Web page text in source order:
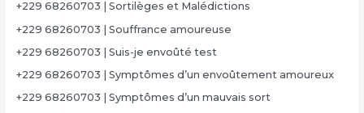
+229 68260703 | Sortilèges et Malédictions
+229 68260703 | Souffrance amoureuse
+229 68260703 | Suis-je envoûté test
+229 68260703 | Symptômes d’un envoûtement amoureux
+229 68260703 | Symptômes d’un mauvais sort